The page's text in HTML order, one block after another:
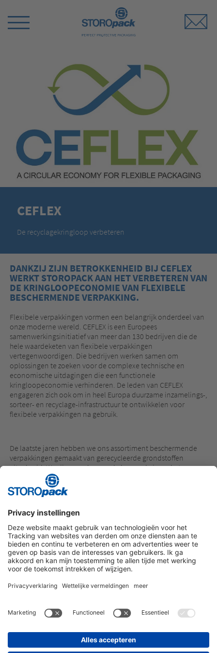
Switch
CEFLEX
De recyclagekringloop verbeteren
DANKZIJ ZIJN BETROKKENHEID BIJ CEFLEX
WERKT STOROPACK AAN HET VERBETEREN VAN
DE KRINGLOOPECONOMIE VAN FLEXIBELE
BESCHERMENDE VERPAKKING.
Flexibele verpakkingen vormen een belangrijk onderdeel van
onze moderne wereld. CEFLEX is een Europees
samenwerkingsinitiatief van meer dan 130 bedrijven die de
hele waardeketen van flexibele verpakkingen
vertegenwoordigen. Die bedrijven werken samen om
oplossingen te zoeken voor de complexe technische en
economische uitdagingen die een functionele
kringloopeconomie verhinderen. De leden van CEFLEX
engageren zich ook om in heel Europa duurzame inzamelings-,
sorteer- en recyclage-infrastructuur te ontwikkelen voor
flexibele verpakkingen na gebruik.
De laatste jaren hebben we ons assortiment beschermende
verpakkingen gemaakt van gerecycleerde grondstoffen
uitgebreid. We zijn van plan om de komende jaren het
aandeel van die producten nog aanzienlijk te verhogen.
Daarom is een functionele recyclagekringloop des te
belangrijker. Ons lidmaatschap van CEFLEX kan daarvoor een
Meer informatie over CEFLEX kunt u vinden op
Instagram LinkedIn Vimeo
YouTube Glassdoor
IMPRESSUM
ALGEMENE VOORWAARDEN